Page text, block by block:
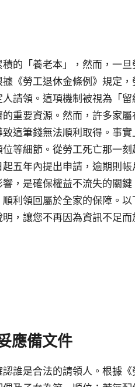
的「養老本」，然而，一
《勞工退休金條例》規定
請領。這項機制被視為「
重要資源。然而，許多家
這筆錢無法順利取得。事
等細節。從勞工死亡那一
五年內提出申請，逾期則
，是確保權益不流失的關
利領回屬於全家的保障。
，讓您不再因為資訊不足而
應備文件
誰是合法的請領人。根據